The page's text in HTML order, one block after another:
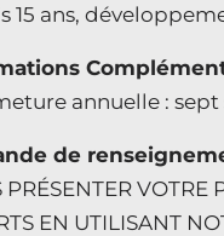
15 ans,
annuelle : sept
de
PRÉSENTER VOTRE
EN UTILISANT